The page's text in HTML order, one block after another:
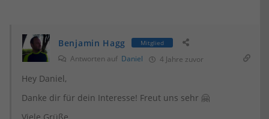
Benjamin Hagg Mitglied
Antworten auf Daniel 4 Jahre zuvor
Hey Daniel,
Danke dir für dein Interesse! Freut uns sehr 🤗